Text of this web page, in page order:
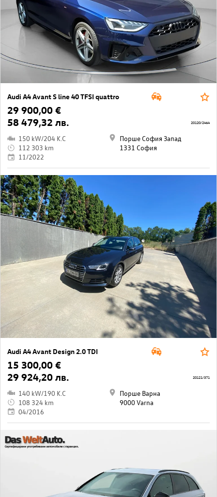
Audi A4 Avant S line 40 TFSI quattro
29 900,00 €
58 479,32 лв.
150 kW/204 K.C
112 303 km
11/2022
Порше София Запад
1331 София
20120/2464
Audi A4 Avant Design 2.0 TDI
15 300,00 €
29 924,20 лв.
140 kW/190 K.C
108 324 km
04/2016
Порше Варна
9000 Varna
20121/371